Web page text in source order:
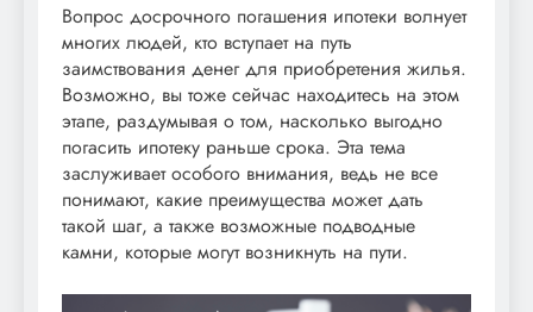
Вопрос досрочного погашения ипотеки волнует
многих людей, кто вступает на путь
заимствования денег для приобретения жилья.
Возможно, вы тоже сейчас находитесь на этом
этапе, раздумывая о том, насколько выгодно
погасить ипотеку раньше срока. Эта тема
заслуживает особого внимания, ведь не все
понимают, какие преимущества может дать
такой шаг, а также возможные подводные
камни, которые могут возникнуть на пути.